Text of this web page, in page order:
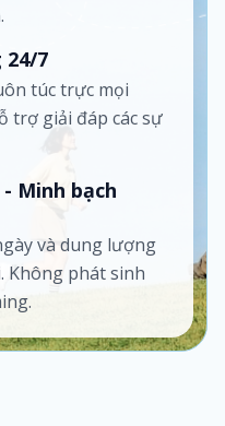
24/7
túc trực mọi
trợ giải đáp các sự
Minh bạch
và dung lượng
Không phát sinh